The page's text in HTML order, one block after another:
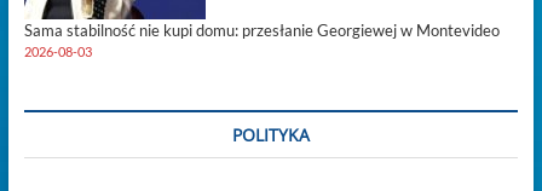
Sama stabilność nie kupi domu: przesłanie Georgiewej w Montevideo
2026-08-03
POLITYKA